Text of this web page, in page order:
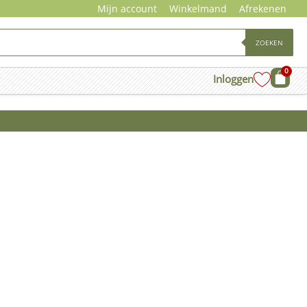
Mijn account Winkelmand Afrekenen
ZOEKEN
Inloggen
0